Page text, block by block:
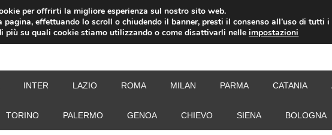
INTER LAZIO ROMA MILAN PARMA CATANIA
TORINO PALERMO GENOA CHIEVO SIENA BOLOGNA
per offrirti la migliore esperienza sul nostro sito web.
pagina, effettuando lo scroll o chiudendo il banner, presti il consenso all’uso di tutti
più su quali cookie stiamo utilizzando o come disattivarli nelleimpostazioni